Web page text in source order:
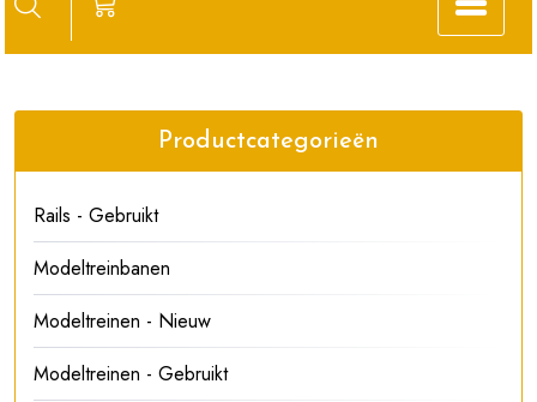
Productcategorieën
Rails - Gebruikt
Modeltreinbanen
Modeltreinen - Nieuw
Modeltreinen - Gebruikt